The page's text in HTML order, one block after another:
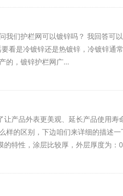
我们护栏网可以镀锌吗？ 我回答可
看是冷镀锌还是热镀锌，冷镀锌通
的，镀锌护栏网广…
产品外表更美观、延长产品使用寿
样的区别，下边咱们来详细的描述
的特性，涂层比较厚，外层厚度为：